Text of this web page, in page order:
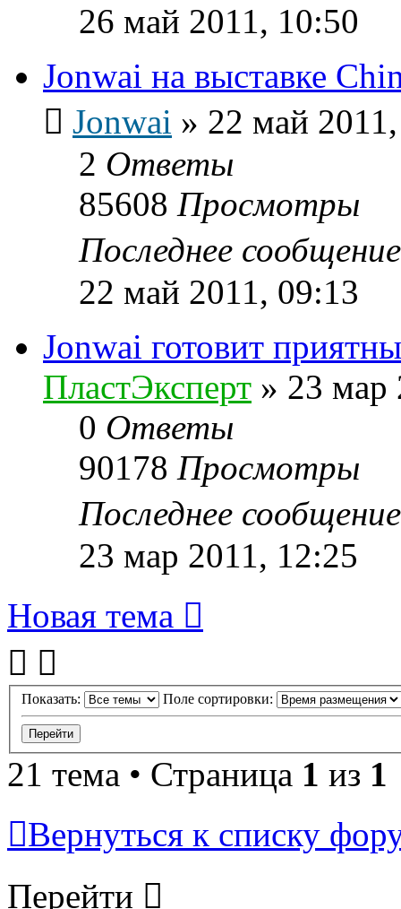
26 май 2011, 10:50
Jonwai на выставке
Jonwai » 22 май
2 Ответы
85608 Просмотры
Последнее
22 май 2011, 09:13
Jonwai готовит
ПластЭксперт » 23 мар
0 Ответы
90178 Просмотры
Последнее
23 мар 2011, 12:25
Новая тема
Показать: Поле сортировки:
21 тема • Страница 1 из 1
Вернуться к списку
Перейти